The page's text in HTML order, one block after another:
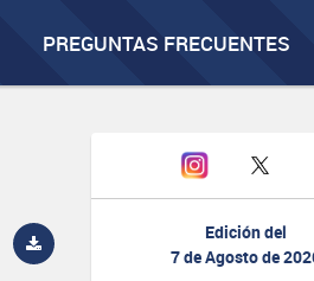
PREGUNTAS FRECUENTES
Edición del
7 de Agosto de